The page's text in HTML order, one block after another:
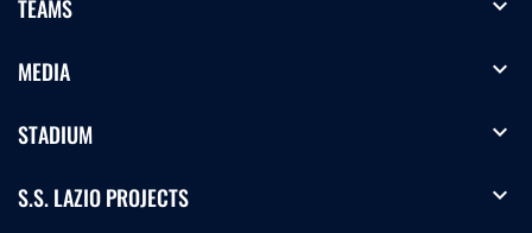
TEAMS expand_more
MEDIA expand_more
STADIUM expand_more
S.S. LAZIO PROJECTS expand_more